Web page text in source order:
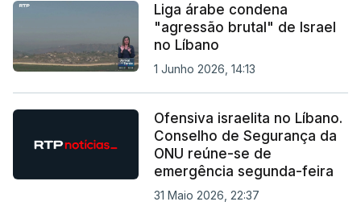
Liga árabe condena
"agressão brutal" de Israel
no Líbano
1 Junho 2026, 14:13
Ofensiva israelita no Líbano.
Conselho de Segurança da
ONU reúne-se de
emergência segunda-feira
31 Maio 2026, 22:37